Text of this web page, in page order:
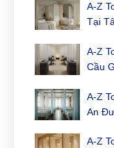
A-Z
Tại
A-Z
Cầu
A-Z
An
A-Z